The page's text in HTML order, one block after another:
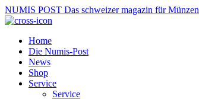
NUMIS POST Das schweizer magazin für Münzen
Home
Die Numis-Post
News
Shop
Service
Service